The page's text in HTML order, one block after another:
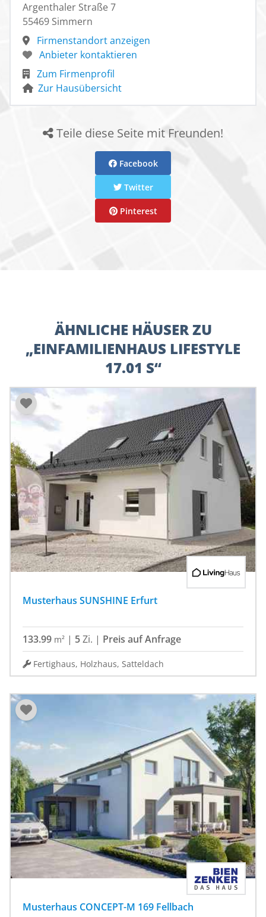
Argenthaler Straße 7
55469 Simmern
Firmenstandort anzeigen
Anbieter kontaktieren
Zum Firmenprofil
Zur Hausübersicht
Teile diese Seite mit Freunden!
Facebook
Twitter
Pinterest
ÄHNLICHE HÄUSER ZU
„EINFAMILIENHAUS LIFESTYLE
17.01 S“
Musterhaus SUNSHINE Erfurt
133.99 m² | 5Zi. | Preis auf Anfrage
Fertighaus, Holzhaus, Satteldach
Musterhaus CONCEPT-M 169 Fellbach